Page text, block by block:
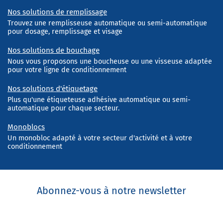
Nos solutions de remplissage
Trouvez une remplisseuse automatique ou semi-automatique
pour dosage, remplissage et visage
Nos solutions de bouchage
Nous vous proposons une boucheuse ou une visseuse adaptée
pour votre ligne de conditionnement
Nos solutions d'étiquetage
Plus qu'une étiqueteuse adhésive automatique ou semi-
automatique pour chaque secteur.
Monoblocs
Un monobloc adapté à votre secteur d'activité et à votre
conditionnement
Abonnez-vous à notre newsletter